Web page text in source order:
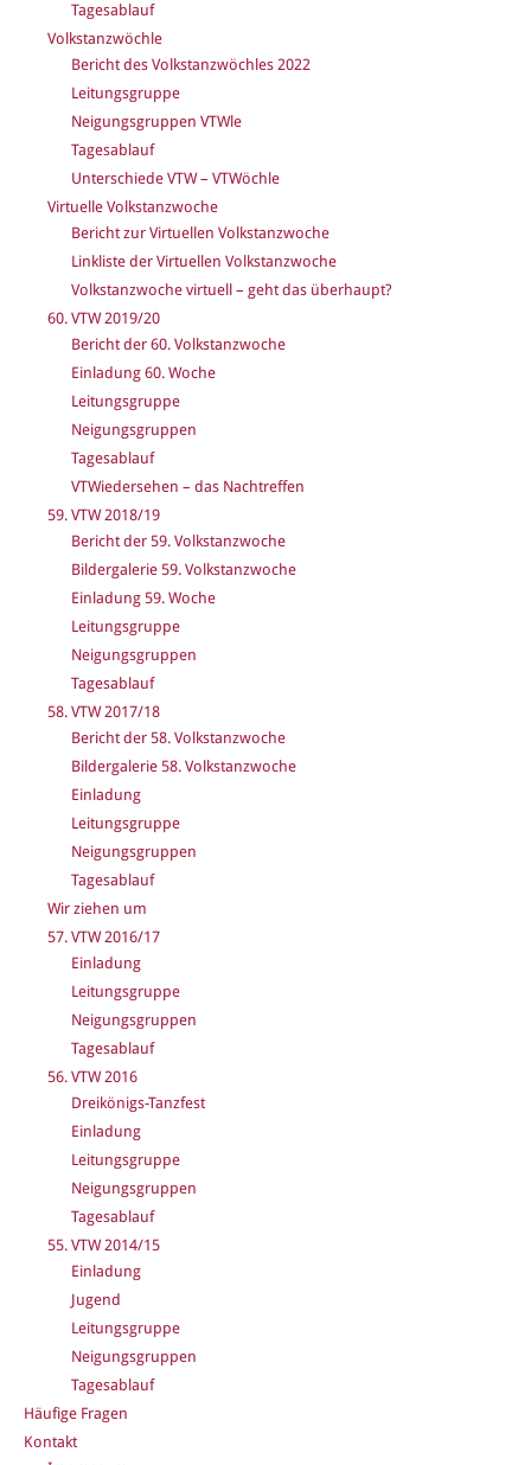
Tagesablauf
Volkstanzwöchle
Bericht des Volkstanzwöchles 2022
Leitungsgruppe
Neigungsgruppen VTWle
Tagesablauf
Unterschiede VTW – VTWöchle
Virtuelle Volkstanzwoche
Bericht zur Virtuellen Volkstanzwoche
Linkliste der Virtuellen Volkstanzwoche
Volkstanzwoche virtuell – geht das überhaupt?
60. VTW 2019/20
Bericht der 60. Volkstanzwoche
Einladung 60. Woche
Leitungsgruppe
Neigungsgruppen
Tagesablauf
VTWiedersehen – das Nachtreffen
59. VTW 2018/19
Bericht der 59. Volkstanzwoche
Bildergalerie 59. Volkstanzwoche
Einladung 59. Woche
Leitungsgruppe
Neigungsgruppen
Tagesablauf
58. VTW 2017/18
Bericht der 58. Volkstanzwoche
Bildergalerie 58. Volkstanzwoche
Einladung
Leitungsgruppe
Neigungsgruppen
Tagesablauf
Wir ziehen um
57. VTW 2016/17
Einladung
Leitungsgruppe
Neigungsgruppen
Tagesablauf
56. VTW 2016
Dreikönigs-Tanzfest
Einladung
Leitungsgruppe
Neigungsgruppen
Tagesablauf
55. VTW 2014/15
Einladung
Jugend
Leitungsgruppe
Neigungsgruppen
Tagesablauf
Häufige Fragen
Kontakt